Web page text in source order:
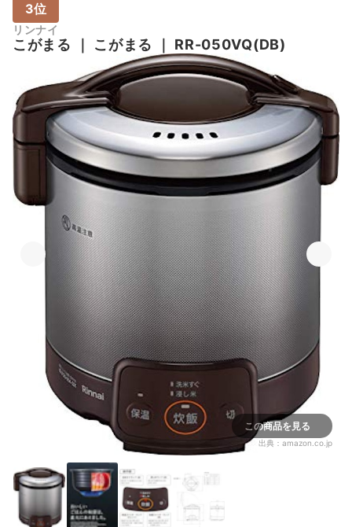
3位
リンナイ
こがまる ｜ こがまる ｜ RR-050VQ(DB)
この商品を見る
出典： amazon.co.jp